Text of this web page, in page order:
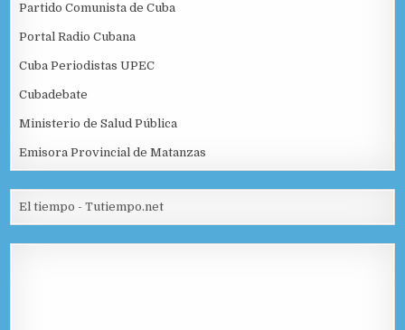
Partido Comunista de Cuba
Portal Radio Cubana
Cuba Periodistas UPEC
Cubadebate
Ministerio de Salud Pública
Emisora Provincial de Matanzas
El tiempo - Tutiempo.net